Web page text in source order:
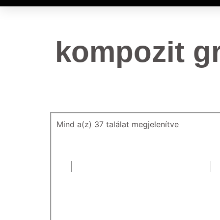
kompozit
Mind a(z) 37 találat megjelenítve